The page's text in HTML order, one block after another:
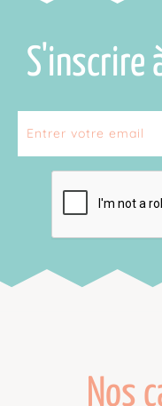
S'inscrire
Nos